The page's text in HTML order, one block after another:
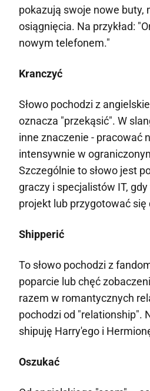
pokazują swoje nowe buty,
osiągnięcia. Na przykład:
nowym telefonem."
Kranczyć
Słowo pochodzi z
oznacza "przekąsić". W
inne znaczenie - pracować
intensywnie w
Szczególnie to słowo jest
graczy i specjalistów IT,
projekt lub przygotować się
Shipperić
To słowo pochodzi z
poparcie lub chęć
razem w romantycznych
pochodzi od "relationship".
shipuję Harry'ego i
Oszukać